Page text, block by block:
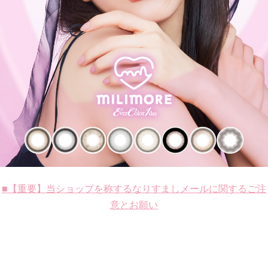
■【重要】当ショップを称するなりすましメールに関するご注
意とお願い